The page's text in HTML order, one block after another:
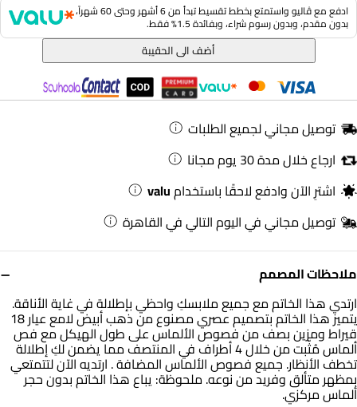
ملاحظات المصمم −
ارتدي هذا الخاتم مع جميع ملابسكِ واحظي بإطلالة في غاية الأناقة.
يتميز هذا الخاتم بتصميم عصري مصنوع من ذهب أبيض لامع عيار 18
قيراط ومزين بصف من فصوص الألماس على طول الهيكل مع فص
ألماس مُثّبت من خلال 4 أطراف في المنتصف مما يضمن لكِ إطلالة
تخطف الأنظار. جميع فصوص الألماس المضافة . ارتديه الآن لتتمتعي
بمظهر متألق وفريد من نوعه. ملحوظة: يباع هذا الخاتم بدون حجر
ألماس مركزي.
ادفع مع ڤاليو واستمتع بخطط تقسيط تبدأ من 6 أشهر وحتى 60 شهراً،
بدون مقدم، وبدون رسوم شراء، وبفائدة 1.5% فقط.
أضف الى الحقيبة
توصيل مجاني لجميع الطلبات
ارجاع خلال مدة 30 يوم مجانا
اشترِ الآن وادفع لاحقًا باستخدامvalu
توصيل مجاني في اليوم التالي في القاهرة